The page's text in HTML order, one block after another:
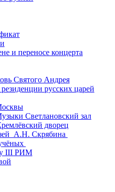
и переносе концерта
Святого Андрея
русских царей
Светлановский зал
дворец
А.Н. Скрябина
III РИМ